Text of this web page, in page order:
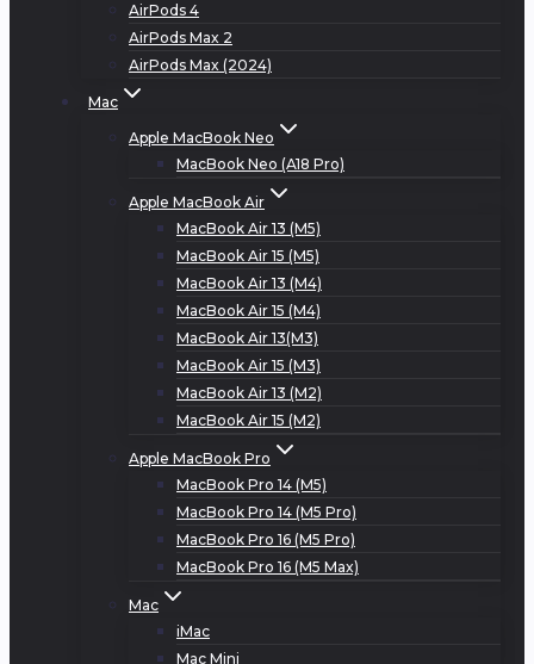
AirPods 4
AirPods Max 2
AirPods Max (2024)
Mac
Apple MacBook Neo
MacBook Neo (A18 Pro)
Apple MacBook Air
MacBook Air 13 (M5)
MacBook Air 15 (M5)
MacBook Air 13 (M4)
MacBook Air 15 (M4)
MacBook Air 13(M3)
MacBook Air 15 (M3)
MacBook Air 13 (M2)
MacBook Air 15 (M2)
Apple MacBook Pro
MacBook Pro 14 (M5)
MacBook Pro 14 (M5 Pro)
MacBook Pro 16 (M5 Pro)
MacBook Pro 16 (M5 Max)
Mac
iMac
Mac Mini